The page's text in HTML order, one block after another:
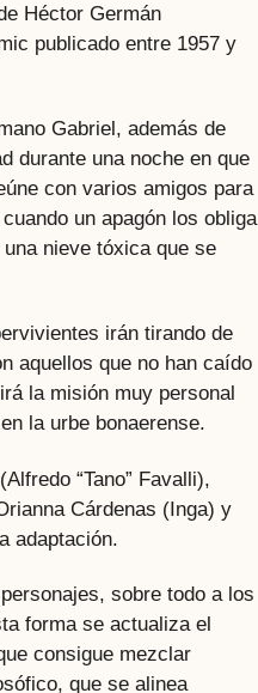
Héctor Germán
publicado entre 1957 y
Gabriel, además de
durante una noche en que
con varios amigos para
un apagón los obliga
nieve tóxica que se
irán tirando de
aquellos que no han caído
la misión muy personal
la urbe bonaerense.
“Tano” Favalli),
Cárdenas (Inga) y
adaptación.
sobre todo a los
forma se actualiza el
consigue mezclar
que se alinea